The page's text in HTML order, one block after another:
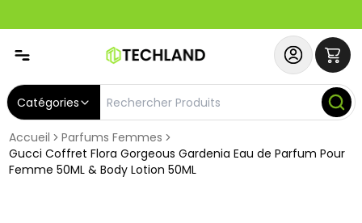
Catégories
Accueil
Parfums Femmes
Gucci Coffret Flora Gorgeous Gardenia Eau de Parfum Pour
Femme 50ML & Body Lotion 50ML